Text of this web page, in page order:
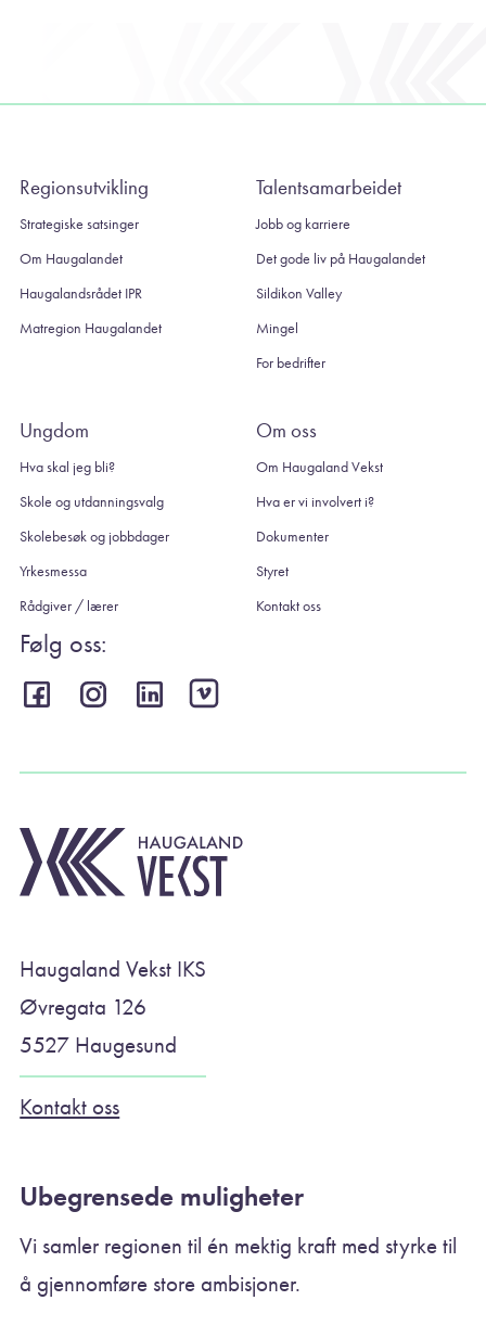
Regionsutvikling
Strategiske satsinger
Om Haugalandet
Haugalandsrådet IPR
Matregion Haugalandet
Talentsamarbeidet
Jobb og karriere
Det gode liv på Haugalandet
Sildikon Valley
Mingel
For bedrifter
Ungdom
Hva skal jeg bli?
Skole og utdanningsvalg
Skolebesøk og jobbdager
Yrkesmessa
Rådgiver / lærer
Om oss
Om Haugaland Vekst
Hva er vi involvert i?
Dokumenter
Styret
Kontakt oss
Følg oss:
Haugaland Vekst IKS
Øvregata 126
5527 Haugesund
Kontakt oss
Ubegrensede muligheter
Vi samler regionen til én mektig kraft med styrke til
å gjennomføre store ambisjoner.